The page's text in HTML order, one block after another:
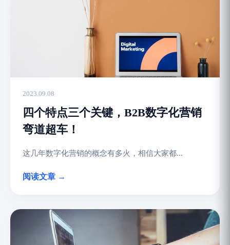
2023.09.08
四个特点三个关键，B2B数字化营销
弯道超车！
这几年数字化营销的概念有多火，相信大家都...
阅读文章 →